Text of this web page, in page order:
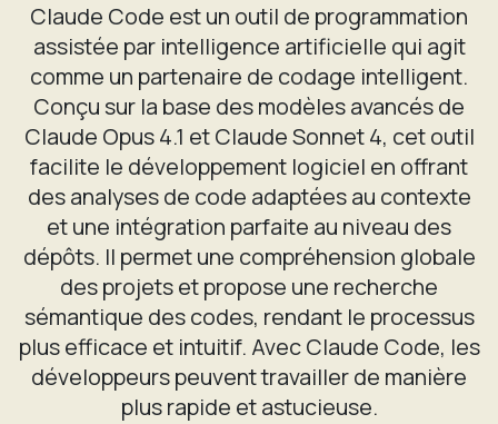
Claude Code est un outil de programmation
assistée par intelligence artificielle qui agit
comme un partenaire de codage intelligent.
Conçu sur la base des modèles avancés de
Claude Opus 4.1 et Claude Sonnet 4, cet outil
facilite le développement logiciel en offrant
des analyses de code adaptées au contexte
et une intégration parfaite au niveau des
dépôts. Il permet une compréhension globale
des projets et propose une recherche
sémantique des codes, rendant le processus
plus efficace et intuitif. Avec Claude Code, les
développeurs peuvent travailler de manière
plus rapide et astucieuse.